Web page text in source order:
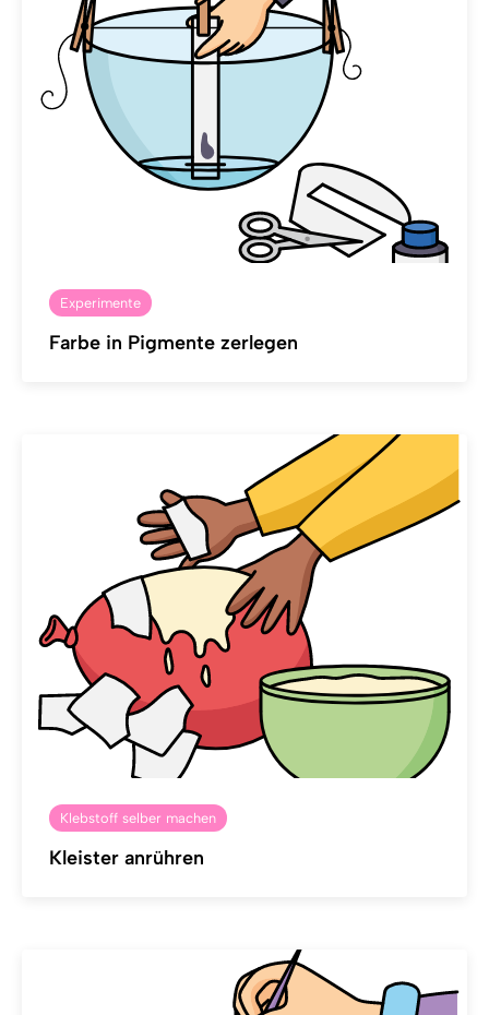
Experimente
Farbe in Pigmente zerlegen
Klebstoff selber machen
Kleister anrühren